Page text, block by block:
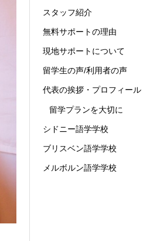
スタッフ紹介
無料サポートの理由
現地サポートについて
留学生の声/利用者の声
代表の挨拶・プロフィール
留学プランを大切に
シドニー語学学校
ブリスベン語学学校
メルボルン語学学校